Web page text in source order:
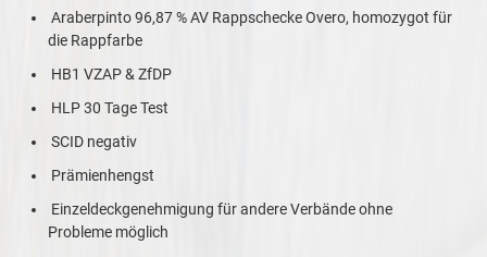
Araberpinto 96,87 % AV Rappschecke Overo, homozygot für
die Rappfarbe
HB1 VZAP & ZfDP
HLP 30 Tage Test
SCID negativ
Prämienhengst
Einzeldeckgenehmigung für andere Verbände ohne
Probleme möglich